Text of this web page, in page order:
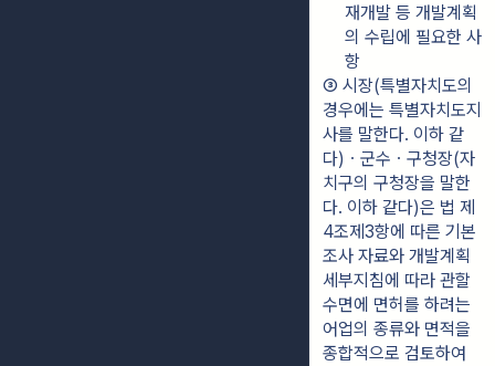
재개발 등 개발계획
의 수립에 필요한 사
항
③ 시장(특별자치도의
경우에는 특별자치도지
사를 말한다. 이하 같
다)ㆍ군수ㆍ구청장(자
치구의 구청장을 말한
다. 이하 같다)은 법 제
4조제3항에 따른 기본
조사 자료와 개발계획
세부지침에 따라 관할
수면에 면허를 하려는
어업의 종류와 면적을
종합적으로 검토하여